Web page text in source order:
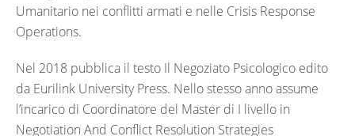
Umanitario nei conflitti armati e nelle Crisis Response
Operations.
Nel 2018 pubblica il testo Il Negoziato Psicologico edito
da Eurilink University Press. Nello stesso anno assume
l’incarico di Coordinatore del Master di I livello in
Negotiation And Conflict Resolution Strategies